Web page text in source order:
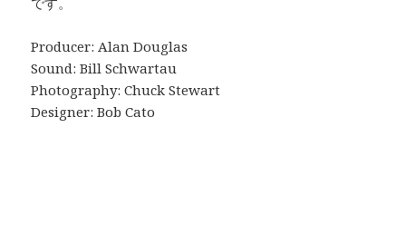
Producer: Alan Douglas
Sound: Bill Schwartau
Photography: Chuck Stewart
Designer: Bob Cato